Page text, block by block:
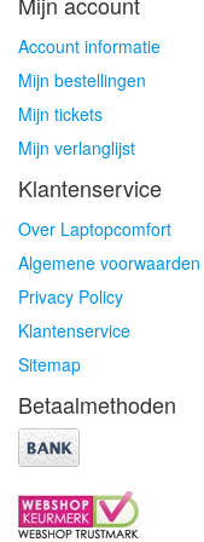
Account informatie
Mijn bestellingen
Mijn tickets
Mijn verlanglijst
Klantenservice
Over Laptopcomfort
Algemene voorwaarden
Privacy Policy
Klantenservice
Sitemap
Betaalmethoden